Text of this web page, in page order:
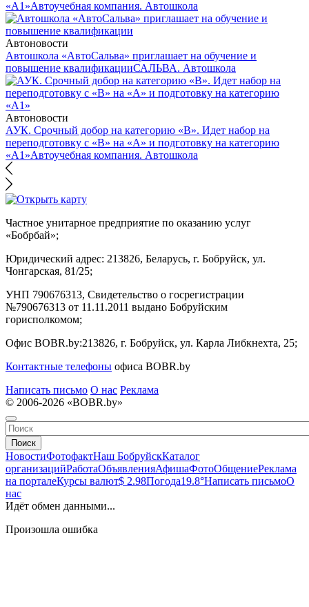
«А1»Автоучебная компания. Автошкола
Автоновости
Автошкола «АвтоСальва» приглашает на обучение и
повышение квалификацииСАЛЬВА. Автошкола
Автоновости
АУК. Срочный добор на категорию «В». Идет набор на
переподготовку с «В» на «А» и подготовку на категорию
«А1»Автоучебная компания. Автошкола
Частное унитарное предприятие по оказанию услуг
«Бобрбай»;
Юридический адрес: 213826, Беларусь, г. Бобруйск, ул.
Чонгарская, 81/25;
УНП 790676313, Свидетельство о госрегистрации
№790676313 от 11.11.2011 выдано Бобруйским
горисполкомом;
Офис BOBR.by:213826, г. Бобруйск, ул. Карла Либкнехта, 25;
Контактные телефоны офиса BOBR.by
Написать письмо О нас Реклама
© 2006-2026 «BOBR.by»
Поиск
НовостиФотофактНаш БобруйскКаталог
организацийРаботаОбъявленияАфишаФотоОбщениеРеклама
на порталеКурсы валют$ 2.98Погода19.8°Написать письмоО
нас
Идёт обмен данными...
Произошла ошибка